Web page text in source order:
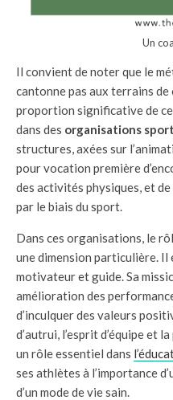
Un
Il convient de noter que le
cantonne pas aux terrains
proportion significative de
dans des organisations
structures, axées sur
pour vocation première
des activités physiques, et
par le biais du sport.
Dans ces organisations, le
une dimension particulière. Il
motivateur et guide. Sa
amélioration des
d’inculquer des valeurs
d’autrui, l’esprit d’équipe et
un rôle essentiel dans
ses athlètes à l’importance
d’un mode de vie sain.